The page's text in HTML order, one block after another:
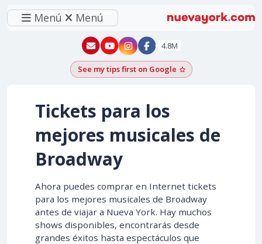
Menú Menú
New York - YouTube
New York - Instagram
4.8M
See my tips first on GoogleAdd as a Google
Tickets para los
mejores musicales de
Broadway
Ahora puedes comprar en Internet tickets
para los mejores musicales de Broadway
antes de viajar a Nueva York. Hay muchos
shows disponibles, encontrarás desde
grandes éxitos hasta espectáculos que